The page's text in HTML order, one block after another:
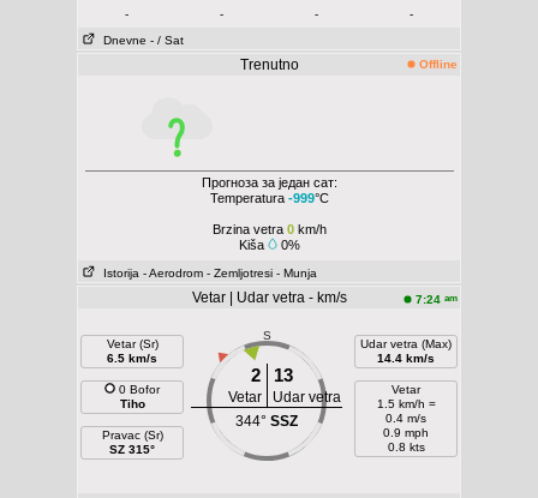
-
- -
-
Dnevne - / Sat
Trenutno Offline
Прогноза за један сат:
Temperatura -999°C
Brzina vetra 0km/h
Kiša
0%
Istorija - Aerodrom - Zemljotresi - Munja
Vetar | Udar vetra - km/s 7:24 am
Vetar (Sr)
6.5 km/s
0 Bofor
Tiho
Pravac (Sr)
SZ 315°
S
2 13
Vetar
Udar vetra
344° SSZ
Udar vetra (Max)
14.4 km/s
Vetar
1.5 km/h =
0.4 m/s
0.9 mph
0.8 kts